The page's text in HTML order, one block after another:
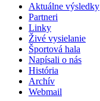
Aktuálne výsledky
Partneri
Linky
Živé vysielanie
Športová hala
Napísali o nás
História
Archív
Webmail